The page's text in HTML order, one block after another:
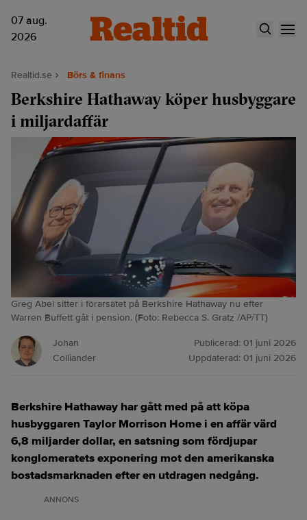
07 aug.
2026
Realtid.se Börs & finans
Berkshire Hathaway köper husbyggare
i miljardaffär
Greg Abel sitter i förarsätet på Berkshire Hathaway nu efter
Warren Buffett gåt i pension. (Foto: Rebecca S. Gratz /AP/TT)
Johan
Colliander
Publicerad: 01 juni 2026
Uppdaterad: 01 juni 2026
Berkshire Hathaway har gått med på att köpa
husbyggaren Taylor Morrison Home i en affär värd
6,8 miljarder dollar, en satsning som fördjupar
konglomeratets exponering mot den amerikanska
bostadsmarknaden efter en utdragen nedgång.
ANNONS